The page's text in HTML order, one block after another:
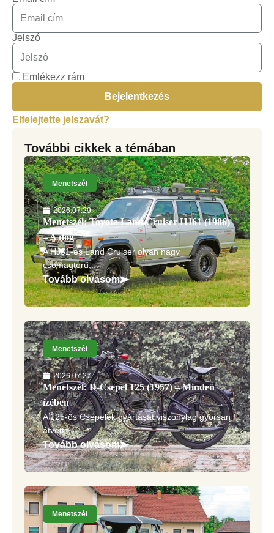
További cikkek a témában
Menetszél
2026.07.29.
Menetszél: Toyota Land Cruiser HJ61 (1986)
– A dög
A HJ61-es Land Cruiser olyan nagy
csomagterű,...
Tovább olvasom
Menetszél
2026.07.27.
Menetszél: D-Csepel 125 (1957) – Minden
ízében
A 125-ös Csepelek gyártását viszonylag gyorsan
átvette...
Tovább olvasom
Menetszél
Jelszó
Emlékezz rám
Bejelentkezés
Elfelejtette jelszavát?